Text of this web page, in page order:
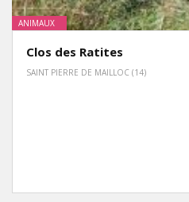
ANIMAUX
Clos des Ratites
SAINT PIERRE DE MAILLOC (14)